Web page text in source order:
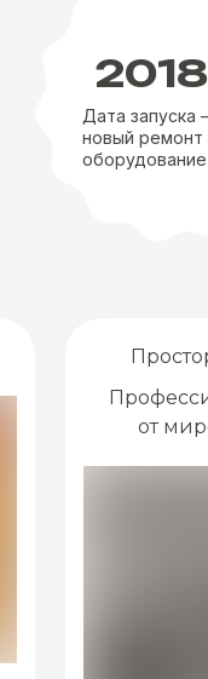
2018
Дата запуска –
новый ремонт
оборудование
от